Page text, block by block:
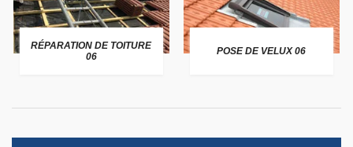
RÉPARATION DE TOITURE
06
POSE DE VELUX 06